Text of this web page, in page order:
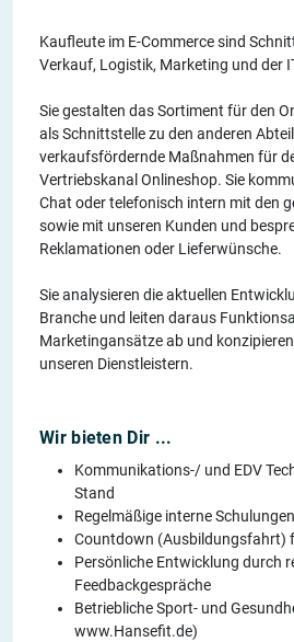
Kaufleute im E-Commerce sind
Verkauf, Logistik, Marketing und der
Sie gestalten das Sortiment für den
als Schnittstelle zu den anderen
verkaufsfördernde Maßnahmen für
Vertriebskanal Onlineshop. Sie
Chat oder telefonisch intern mit den
sowie mit unseren Kunden und
Reklamationen oder Lieferwünsche.
Sie analysieren die aktuellen
Branche und leiten daraus
Marketingansätze ab und
unseren Dienstleistern.
Wir bieten Dir ...
Kommunikations-/ und EDV
Stand
Regelmäßige interne Schulungen
Countdown (Ausbildungsfahrt)
Persönliche Entwicklung durch
Feedbackgespräche
Betriebliche Sport- und
www.Hansefit.de)